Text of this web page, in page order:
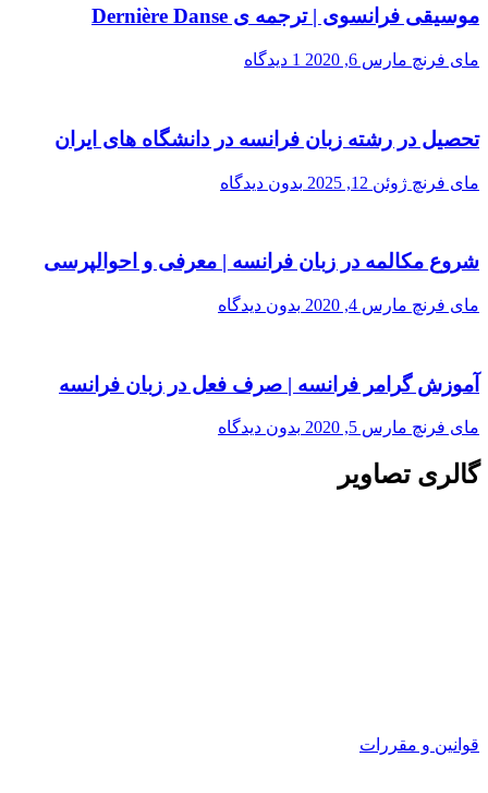
موسیقی فرانسوی | ترجمه ی Dernière Danse
مای فرنچ مارس 6, 2020 1 دیدگاه
تحصیل در رشته زبان فرانسه در دانشگاه های ایران
مای فرنچ ژوئن 12, 2025 بدون دیدگاه
شروع مکالمه در زبان فرانسه | معرفی و احوالپرسی
مای فرنچ مارس 4, 2020 بدون دیدگاه
آموزش گرامر فرانسه | صرف فعل در زبان فرانسه
مای فرنچ مارس 5, 2020 بدون دیدگاه
گالری تصاویر
قوانین و مقررات